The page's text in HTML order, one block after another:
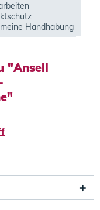
Handhabung
"Ansell